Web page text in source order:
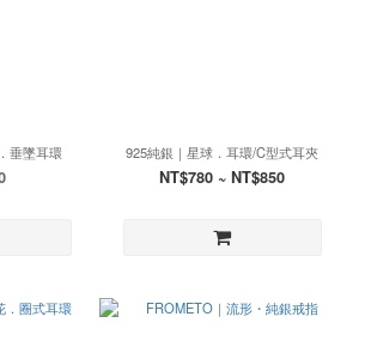
垂墜耳環 925純銀｜星球．耳環/C型式耳夾
NT$780 ~ NT$850